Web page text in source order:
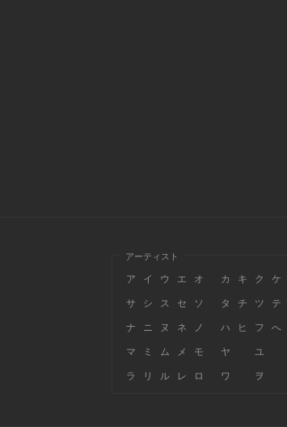
アーティスト
ア イ ウ エ オ カ キ ク ケ
サ シ ス セ ソ タ チ ツ テ
ナ ニ ヌ ネ ノ ハ ヒ フ へ
マ ミ ム メ モ ヤ ユ
ラ リ ル レ ロ ワ ヲ